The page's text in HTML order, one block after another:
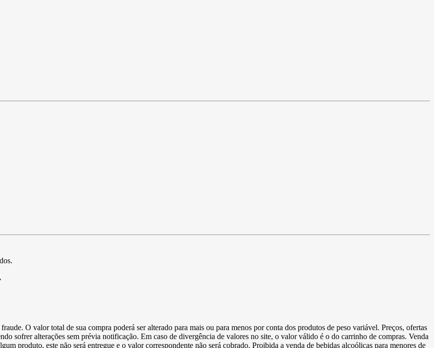
O valor total de sua compra poderá ser alterado para mais ou para menos por conta dos produtos de peso variável. Preços, ofertas
sofrer alterações sem prévia notificação. Em caso de divergência de valores no site, o valor válido é o do carrinho de compras. Venda
produto, este não será entregue e o valor correspondente não será cobrado. Proibida a venda de bebidas alcoólicas para menores de